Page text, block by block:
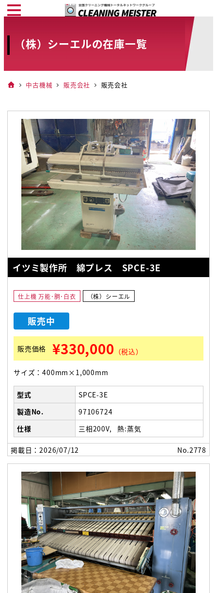
メ
ン
ン
（株）シーエルの在庫一覧
中古機械 販売会社 販売会社
イツミ製作所 綿プレス SPCE-3E
仕上機 万能･胴･白衣 （株）シーエル
販売中
販売価格 ¥330,000 （税込）
サイズ：400mm×1,000mm
型式
SPCE-3E
製造No.
97106724
仕様
三相200V 熱:蒸気
掲載日：2026/07/12 No.2778